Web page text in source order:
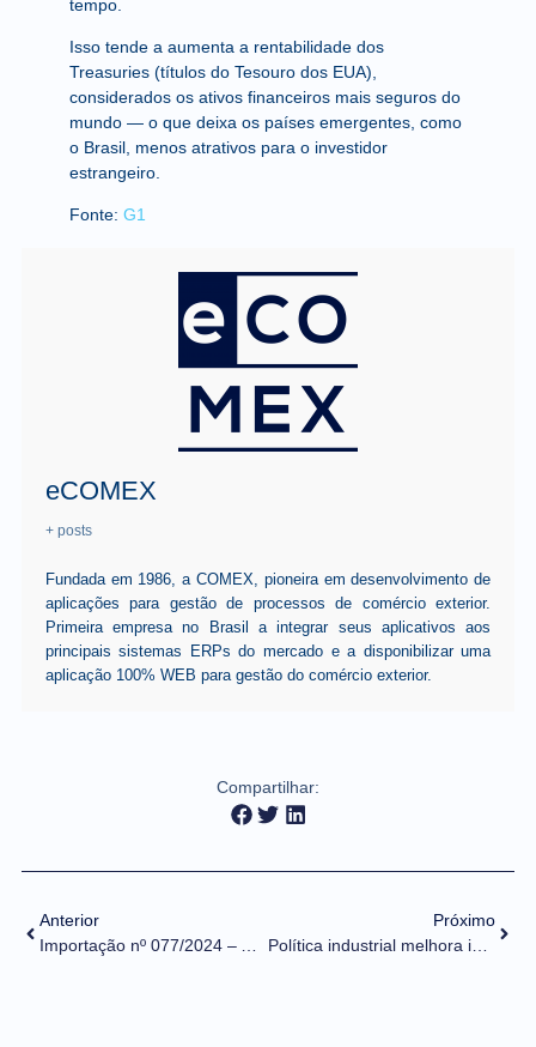
tempo.
Isso tende a aumenta a rentabilidade dos
Treasuries (títulos do Tesouro dos EUA),
considerados os ativos financeiros mais seguros do
mundo — o que deixa os países emergentes, como
o Brasil, menos atrativos para o investidor
estrangeiro.
Fonte: G1
eCOMEX
+ posts
Fundada em 1986, a COMEX, pioneira em desenvolvimento de
aplicações para gestão de processos de comércio exterior.
Primeira empresa no Brasil a integrar seus aplicativos aos
principais sistemas ERPs do mercado e a disponibilizar uma
aplicação 100% WEB para gestão do comércio exterior.
Compartilhar:
Anterior
Importação nº 077/2024 – Atualização do tratamento administrativo do INMETRO
Próximo
Política industrial melhora inserção do Brasil no Comércio Exterior, avalia secretária do MDIC